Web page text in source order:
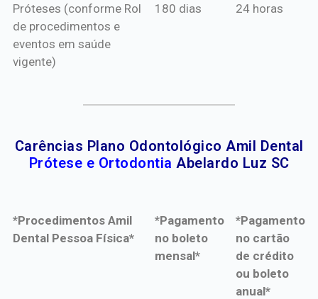
Próteses (conforme Rol
de procedimentos e
eventos em saúde
vigente)
180 dias 24 horas
Carências Plano Odontológico Amil Dental
Prótese e Ortodontia Abelardo Luz SC
*Procedimentos Amil
Dental Pessoa Física*
*Pagamento
no boleto
mensal*
*Pagamento
no cartão
de crédito
ou boleto
anual*